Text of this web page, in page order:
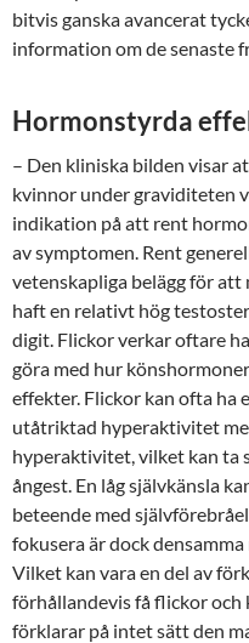
bitvis ganska avancerat
information om de senaste
Hormonstyrda
– Den kliniska bilden visar
kvinnor under graviditeten
indikation på att rent
av symptomen. Rent
vetenskapliga belägg för
haft en relativt hög
digit. Flickor verkar oftare
göra med hur
effekter. Flickor kan ofta ha
utåtriktad hyperaktivitet
hyperaktivitet, vilket kan ta
ångest. En låg självkänsla
beteende med
fokusera är dock
Vilket kan vara en del av
förhållandevis få flickor
förklarar på intet sätt den